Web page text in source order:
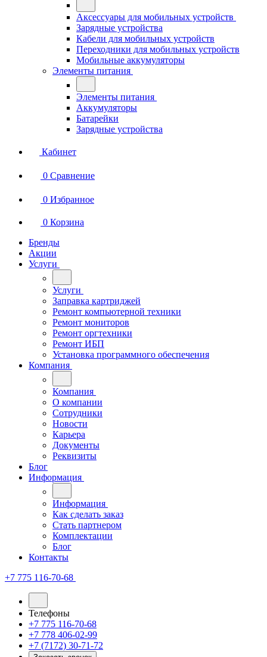
Аксессуары для мобильных устройств
Зарядные устройства
Кабели для мобильных устройств
Переходники для мобильных устройств
Мобильные аккумуляторы
Элементы питания
Элементы питания
Аккумуляторы
Батарейки
Зарядные устройства
Кабинет
0 Сравнение
0 Избранное
0 Корзина
Бренды
Акции
Услуги
Услуги
Заправка картриджей
Ремонт компьютерной техники
Ремонт мониторов
Ремонт оргтехники
Ремонт ИБП
Установка программного обеспечения
Компания
Компания
О компании
Сотрудники
Новости
Карьера
Документы
Реквизиты
Блог
Информация
Информация
Как сделать заказ
Стать партнером
Комплектации
Блог
Контакты
+7 775 116-70-68
Телефоны
+7 775 116-70-68
+7 778 406-02-99
+7 (7172) 30-71-72